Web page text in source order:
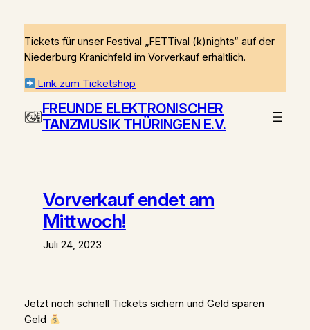
Inhalt
springen
Tickets für unser Festival „FETTival (k)nights“ auf der
Niederburg Kranichfeld im Vorverkauf erhältlich.
Link zum Ticketshop
FREUNDE ELEKTRONISCHER
TANZMUSIK THÜRINGEN E.V.
Vorverkauf endet am
Mittwoch!
Juli 24, 2023
Jetzt noch schnell Tickets sichern und Geld sparen
Geld